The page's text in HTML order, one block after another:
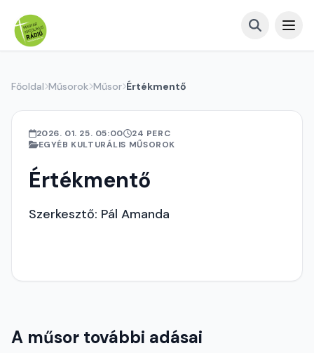
Főoldal Műsorok Műsor Értékmentő
2026. 01. 25. 05:00
24 PERC
EGYÉB KULTURÁLIS MŰSOROK
Értékmentő
Szerkesztő: Pál Amanda
A műsor további adásai